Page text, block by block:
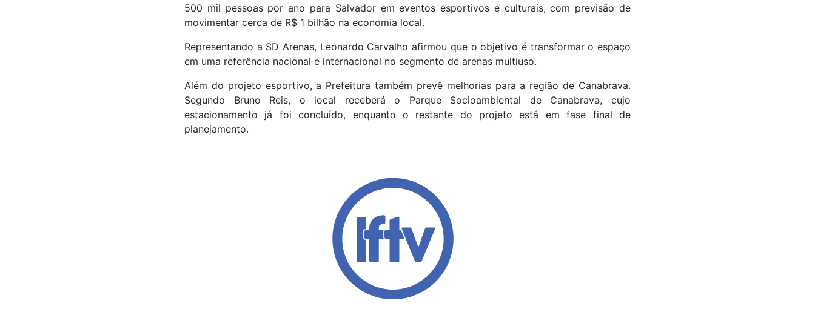
500 mil pessoas por ano para Salvador em eventos esportivos e culturais, com previsão de
movimentar cerca de R$ 1 bilhão na economia local.
Representando a SD Arenas, Leonardo Carvalho afirmou que o objetivo é transformar o espaço
em uma referência nacional e internacional no segmento de arenas multiuso.
Além do projeto esportivo, a Prefeitura também prevê melhorias para a região de Canabrava.
Segundo Bruno Reis, o local receberá o Parque Socioambiental de Canabrava, cujo
estacionamento já foi concluído, enquanto o restante do projeto está em fase final de
planejamento.